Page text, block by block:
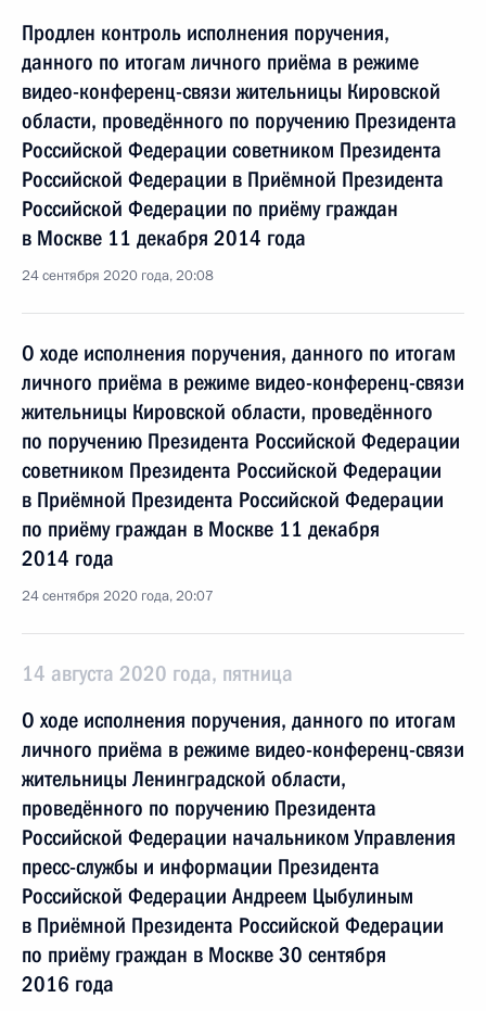
Продлен контроль исполнения поручения,
данного по итогам личного приёма в режиме
видео-конференц-связи жительницы Кировской
области, проведённого по поручению Президента
Российской Федерации советником Президента
Российской Федерации в Приёмной Президента
Российской Федерации по приёму граждан
в Москве 11 декабря 2014 года
24 сентября 2020 года, 20:08
О ходе исполнения поручения, данного по итогам
личного приёма в режиме видео-конференц-связи
жительницы Кировской области, проведённого
по поручению Президента Российской Федерации
советником Президента Российской Федерации
в Приёмной Президента Российской Федерации
по приёму граждан в Москве 11 декабря
2014 года
24 сентября 2020 года, 20:07
14 августа 2020 года, пятница
О ходе исполнения поручения, данного по итогам
личного приёма в режиме видео-конференц-связи
жительницы Ленинградской области,
проведённого по поручению Президента
Российской Федерации начальником Управления
пресс-службы и информации Президента
Российской Федерации Андреем Цыбулиным
в Приёмной Президента Российской Федерации
по приёму граждан в Москве 30 сентября
2016 года